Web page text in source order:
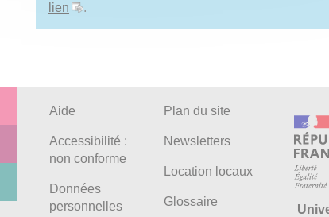
lien
.
Aide
Accessibilité :
non conforme
Données
personnelles
Plan du site
Newsletters
Location locaux
Glossaire